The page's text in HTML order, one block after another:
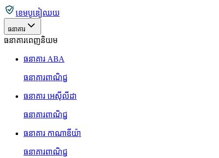
ខេមបូឌៀឈយ
ធនាគារ
ធនាគារពេញនិយម
ធនាគារ ABA
ធនាគារពាណិជ្ជ
ធនាគារ អេស៊ីលីដា
ធនាគារពាណិជ្ជ
ធនាគារ កាណាឌីយ៉ា
ធនាគារពាណិជ្ជ